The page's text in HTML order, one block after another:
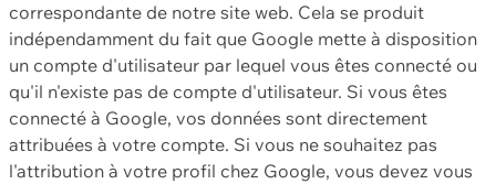
correspondante de notre site web. Cela se produit
indépendamment du fait que Google mette à disposition
un compte d'utilisateur par lequel vous êtes connecté ou
qu'il n'existe pas de compte d'utilisateur. Si vous êtes
connecté à Google, vos données sont directement
attribuées à votre compte. Si vous ne souhaitez pas
l'attribution à votre profil chez Google, vous devez vous